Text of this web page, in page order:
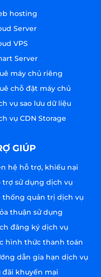
hosting
Server
VPS
Server
máy chủ riêng
chỗ đặt máy chủ
vụ sao lưu dữ liệu
vụ CDN Storage
GIÚP
hệ hỗ trợ, khiếu nại
trợ sử dụng dịch vụ
thống quản trị dịch vụ
thuận sử dụng
đăng ký dịch vụ
hình thức thanh toán
dẫn gia hạn dịch vụ
đãi khuyến mại